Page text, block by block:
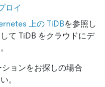
ロイ
上の TiDBを参照し
て TiDB をクラウドにデ
ョンをお探しの場合
。